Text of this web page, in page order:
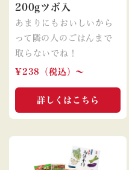
200gツボ入
あまりにもおいしいから
って隣の人のごはんまで
取らないでね！
¥238（税込）〜
詳しくはこちら